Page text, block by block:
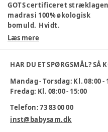
GOTS certificeret
madras i 100% økologisk
bomuld. Hvidt.
Varenummer:
Læs mere
HAR DU ET SPØRGSMÅL? SÅ
Mandag - Torsdag: Kl. 08:00 -
Fredag: Kl. 08:00 - 15:00
Telefon: 73 83 00 00
inst@babysam.dk